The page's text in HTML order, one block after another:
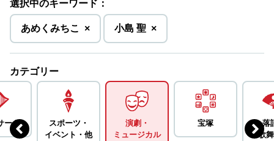
選択中のキーワード：
あめくみちこ
を
削
除
× 小島 聖を
削
除
×
カテゴリー
ート
スポーツ・
イベント・ 他
演劇・
ミュージカル
宝塚
落
歌